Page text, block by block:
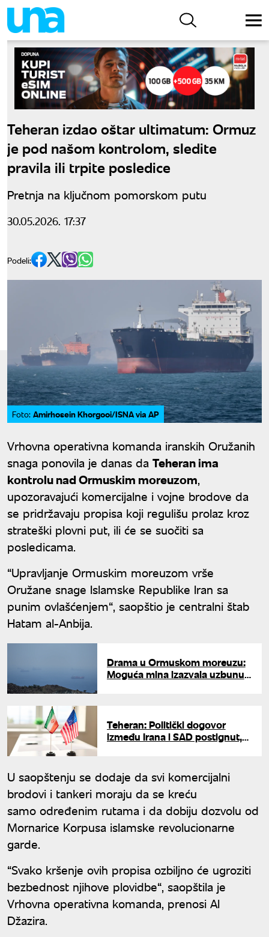
Teheran izdao oštar ultimatum: Ormuz
je pod našom kontrolom, sledite
pravila ili trpite posledice
Pretnja na ključnom pomorskom putu
30.05.2026. 17:37
Podeli:
Foto: Amirhosein Khorgooi/ISNA via AP
Vrhovna operativna komanda iranskih Oružanih
snaga ponovila je danas da Teheran ima
kontrolu nad Ormuskim moreuzom,
upozoravajući komercijalne i vojne brodove da
se pridržavaju propisa koji regulišu prolaz kroz
strateški plovni put, ili će se suočiti sa
posledicama.
“Upravljanje Ormuskim moreuzom vrše
Oružane snage Islamske Republike Iran sa
punim ovlašćenjem“, saopštio je centralni štab
Hatam al-Anbija.
Drama u Ormuskom moreuzu:
Moguća mina izazvala uzbunu -
Teheran: Politički dogovor
između Irana i SAD postignut,
U saopštenju se dodaje da svi komercijalni
brodovi i tankeri moraju da se kreću
samo određenim rutama i da dobiju dozvolu od
Mornarice Korpusa islamske revolucionarne
garde.
“Svako kršenje ovih propisa ozbiljno će ugroziti
bezbednost njihove plovidbe“, saopštila je
Vrhovna operativna komanda, prenosi Al
Džazira.